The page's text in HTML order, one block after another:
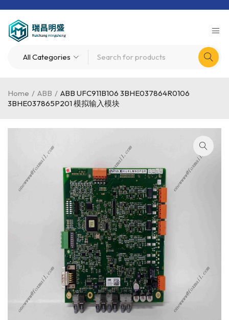
Home / ABB / ABB UFC911B106 3BHE037864R0106
3BHE037865P201 模拟输入模块